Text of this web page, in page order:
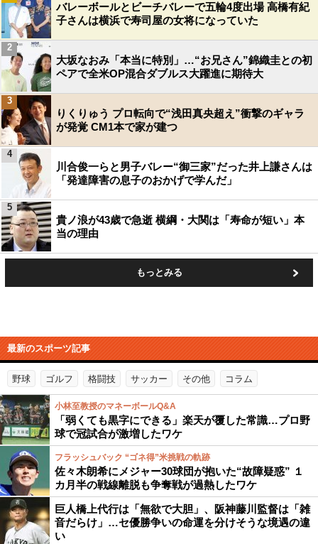
バレーボールとビーチバレーで五輪4度出場 高橋有紀
子さんは横浜で寿司屋の女将になっていた
大坂なおみ「本当に特別」…“お兄さん”錦織圭との初
ペアで全米OP混合ダブルス大躍進に期待大
2
りくりゅう プロ転向で“浅田真央超え”衝撃のギャラ
が発覚 CM1本で家が建つ
3
川合俊一らと男子バレー“御三家”だった井上謙さんは
「発達障害の息子のおかげで学んだ」
4
貴ノ浪が43歳で急逝 横綱・大関は「寿命が短い」本
当の理由
5
もっとみる
最新のスポーツ記事
野球 ゴルフ 格闘技 サッカー その他 コラム
小林至教授のマネーボールQ&A
「弱くても黒字にできる」楽天が覆した常識…プロ野
球で冠試合が激増したワケ
フラッシュバック “ゴネ得”米挑戦の軌跡
佐々木朗希にメジャー30球団が抱いた“故障疑惑” １
カ月半の戦線離脱も争奪戦が過熱したワケ
巨人橋上代行は「無欲で大胆」、阪神藤川監督は「雑
音だらけ」…セ優勝争いの命運を分けそうな境遇の違
い